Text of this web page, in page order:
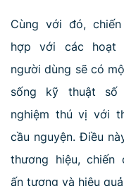
Cùng với đó,
hợp với các hoạt
người dùng sẽ có
sống kỹ thuật
nghiệm thú vị với
cầu nguyện. Điều
thương hiệu, chiến
ấn tượng và hiệu